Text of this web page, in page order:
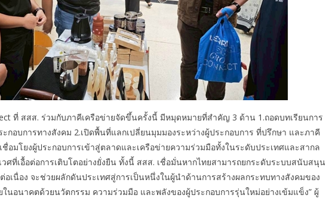
ที่ สสส. ร่วมกับภาคีเครือข่ายจัดขึ้นครั้งนี้ มีหมุดหมายที่สำคัญ 3 ด้าน 1.ถอดบทเรียนการ
กอบการทางสังคม 2.เปิดพื้นที่แลกเปลี่ยนมุมมองระหว่างผู้ประกอบการ ที่ปรึกษา และภาคี
ชื่อมโยงผู้ประกอบการเข้าสู่ตลาดและเครือข่ายความร่วมมือทั้งในระดับประเทศและสากล
ที่เอื้อต่อการเติบโตอย่างยั่งยืน ทั้งนี้ สสส. เชื่อมั่นหากไทยสามารถยกระดับระบบสนับสนุน
อเนื่อง จะช่วยผลักดันประเทศสู่การเป็นหนึ่งในผู้นำด้านการสร้างผลกระทบทางสังคมของ
นอนาคตด้วยนวัตกรรม ความร่วมมือ และพลังของผู้ประกอบการรุ่นใหม่อย่างเข้มแข็ง” ผู้